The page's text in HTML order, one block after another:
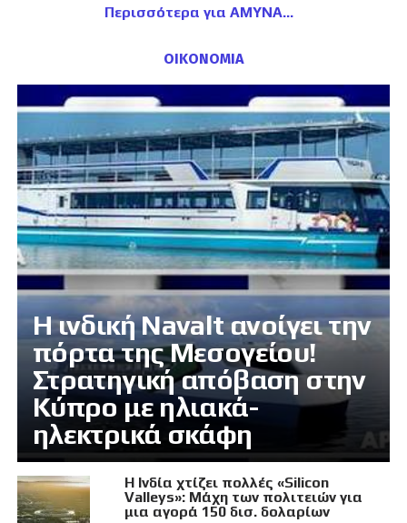
Περισσότερα για ΑΜΥΝΑ
ΟΙΚΟΝΟΜΙΑ
Η ινδική Navalt ανοίγει την
πόρτα της Μεσογείου!
Στρατηγική απόβαση στην
Κύπρο με ηλιακά-
ηλεκτρικά σκάφη
Η Ινδία χτίζει πολλές «Silicon
Valleys»: Μάχη των πολιτειών για
μια αγορά 150 δισ. δολαρίων